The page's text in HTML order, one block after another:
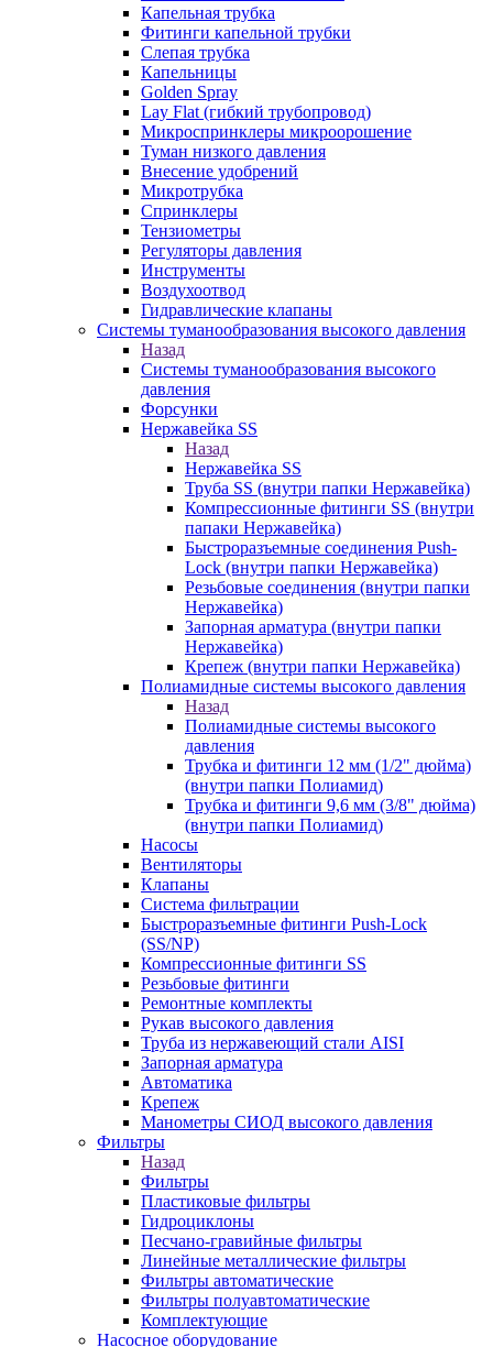
Капельная трубка
Фитинги капельной трубки
Слепая трубка
Капельницы
Golden Spray
Lay Flat (гибкий трубопровод)
Микроспринклеры микроорошение
Туман низкого давления
Внесение удобрений
Микротрубка
Спринклеры
Тензиометры
Регуляторы давления
Инструменты
Воздухоотвод
Гидравлические клапаны
Системы туманообразования высокого давления
Назад
Системы туманообразования высокого
давления
Форсунки
Нержавейка SS
Назад
Нержавейка SS
Труба SS (внутри папки Нержавейка)
Компрессионные фитинги SS (внутри
папаки Нержавейка)
Быстроразъемные соединения Push-
Lock (внутри папки Нержавейка)
Резьбовые соединения (внутри папки
Нержавейка)
Запорная арматура (внутри папки
Нержавейка)
Крепеж (внутри папки Нержавейка)
Полиамидные системы высокого давления
Назад
Полиамидные системы высокого
давления
Трубка и фитинги 12 мм (1/2" дюйма)
(внутри папки Полиамид)
Трубка и фитинги 9,6 мм (3/8" дюйма)
(внутри папки Полиамид)
Насосы
Вентиляторы
Клапаны
Система фильтрации
Быстроразъемные фитинги Push-Lock
(SS/NP)
Компрессионные фитинги SS
Резьбовые фитинги
Ремонтные комплекты
Рукав высокого давления
Труба из нержавеющий стали AISI
Запорная арматура
Автоматика
Крепеж
Манометры СИОД высокого давления
Фильтры
Назад
Фильтры
Пластиковые фильтры
Гидроциклоны
Песчано-гравийные фильтры
Линейные металлические фильтры
Фильтры автоматические
Фильтры полуавтоматические
Комплектующие
Насосное оборудование